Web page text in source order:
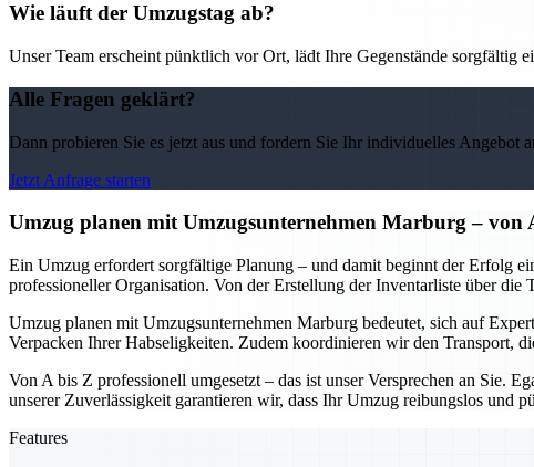
Wie läuft der Umzugstag ab?
Unser Team erscheint pünktlich vor Ort, lädt Ihre Gegenstände sorgfältig
Alle Fragen geklärt?
Dann probieren Sie es jetzt aus und fordern Sie Ihr individuelles Angebot
Jetzt Anfrage starten
Umzug planen mit Umzugsunternehmen Marburg – von
Ein Umzug erfordert sorgfältige Planung – und damit beginnt der Erfolg
professioneller Organisation. Von der Erstellung der Inventarliste über
Umzug planen mit Umzugsunternehmen Marburg bedeutet, sich auf
Verpacken Ihrer Habseligkeiten. Zudem koordinieren wir den Transport,
Von A bis Z professionell umgesetzt – das ist unser Versprechen an Sie.
unserer Zuverlässigkeit garantieren wir, dass Ihr Umzug reibungslos und
Features